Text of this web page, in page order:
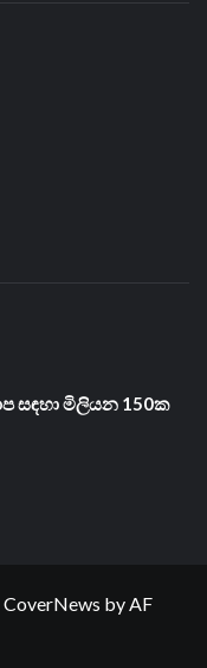
සඳහා මිලියන 150ක
CoverNews by AF